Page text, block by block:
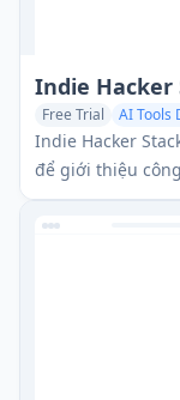
Indie Hacker
Free Trial AI Tools
AI Social Media
Indie Hacker
để giới thiệu
các công cụ
xây dựng các dự